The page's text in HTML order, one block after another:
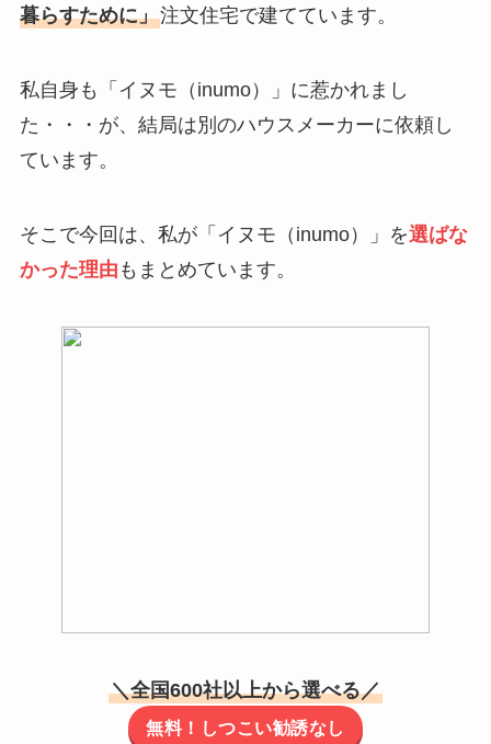
暮らすために」注文住宅で建てています。
私自身も「イヌモ（inumo）」に惹かれまし
た・・・が、結局は別のハウスメーカーに依頼し
ています。
そこで今回は、私が「イヌモ（inumo）」を選ばな
かった理由 もまとめています。
＼全国600社以上から選べる／
無料！しつこい勧誘なし